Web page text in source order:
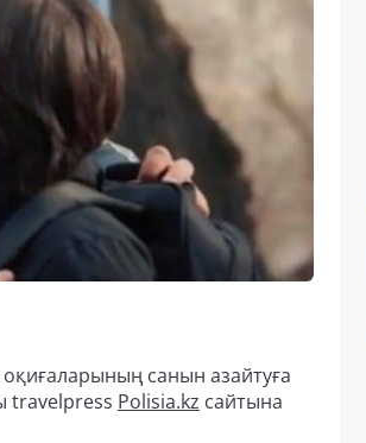
санын азайтуға
travelpress Polisia.kz сайтына